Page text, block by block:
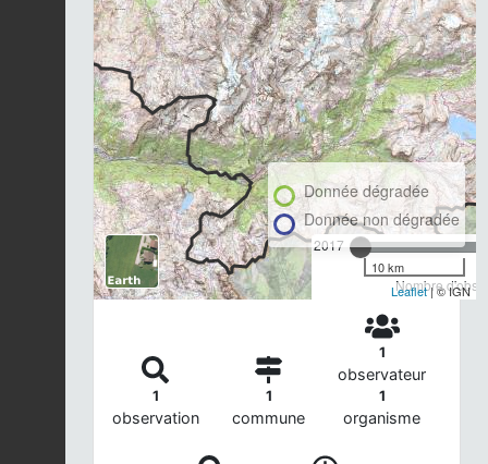
2017
Nombre
Donnée dégradée
Donnée non dégradée
10 km
Leaflet| © IGN
1
observation
1
commune
1
observateur
1
organisme